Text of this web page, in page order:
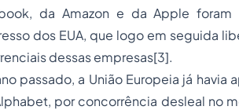
da Amazon e da Apple
dos EUA, que logo em seguida
dessas empresas[3].
passado, a União Europeia já havia
por concorrência desleal no